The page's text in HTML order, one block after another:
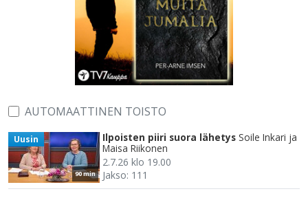
AUTOMAATTINEN TOISTO
90 min
Uusin Ilpoisten piiri suora lähetys Soile Inkari ja
Maisa Riikonen
2.7.26 klo 19.00
Jakso: 111